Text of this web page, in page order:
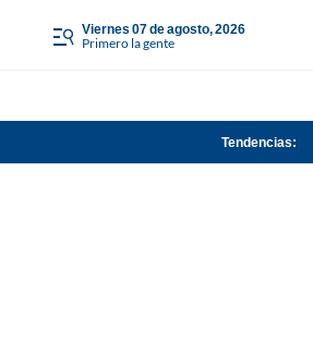
viernes 07 de agosto, 2026
Primero la gente
Tendencias: